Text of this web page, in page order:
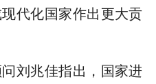
代化国家作出更大贡
刘兆佳指出，国家进